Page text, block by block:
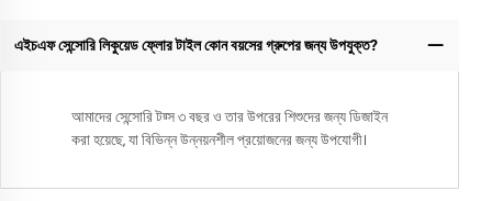
এইচএফ সেন্সোরি লিকুয়েড ফ্লোর টাইল কোন বয়সের গ্রুপের জন্য উপযুক্ত?
আমাদের সেন্সোরি টয়্স ৩ বছর ও তার উপরের শিশুদের জন্য ডিজাইন
করা হয়েছে, যা বিভিন্ন উন্নয়নশীল প্রয়োজনের জন্য উপযোগী।